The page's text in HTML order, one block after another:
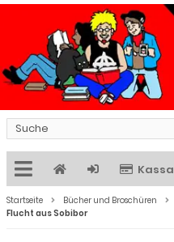
Kassa
Startseite Bücher und Broschüren
Flucht aus Sobibor